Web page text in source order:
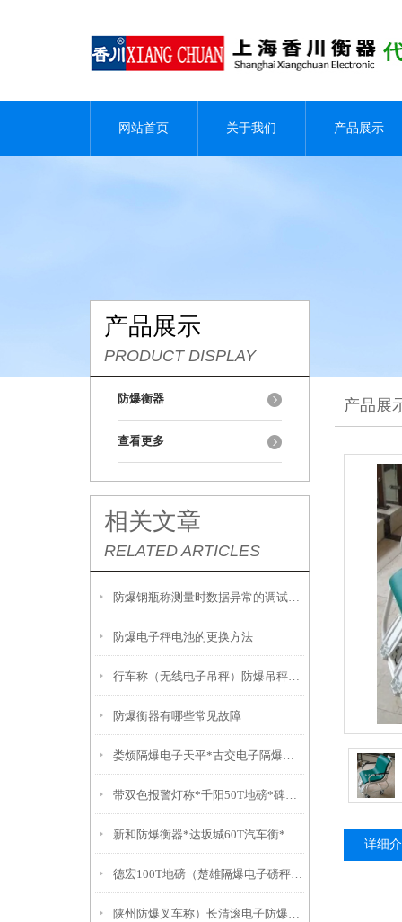
网站首页 关于我们 产品展示
产品展示
PRODUCT DISPLAY
防爆衡器
查看更多
相关文章
RELATED ARTICLES
防爆钢瓶称测量时数据异常的调试方法
防爆电子秤电池的更换方法
行车称（无线电子吊秤）防爆吊秤显示故障发解决方法
防爆衡器有哪些常见故障
娄烦隔爆电子天平*古交电子隔爆磅秤*太原电子防爆衡器*河北带打印轮椅秤
带双色报警灯称*千阳50T地磅*碑林不锈钢电子秤*芮城防爆衡器
新和防爆衡器*达坂城60T汽车衡*拜城无线吊秤
德宏100T地磅（楚雄隔爆电子磅秤）盐津防爆衡器）大理便携式轨道秤
陕州防爆叉车称）长清滚电子防爆衡器）天桥便携式汽车衡技术参数：
产品展
详细